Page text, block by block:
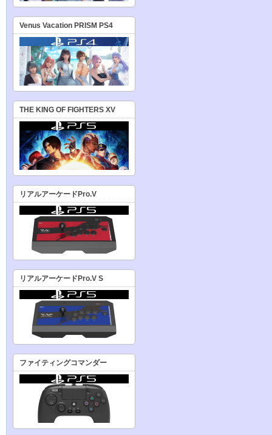
Venus Vacation PRISM PS4
THE KING OF FIGHTERS XV
リアルアーケードPro.V
リアルアーケードPro.V S
ファイティングコマンダー